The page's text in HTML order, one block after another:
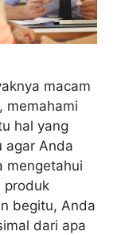
macam
memahami
hal yang
agar Anda
mengetahui
produk
begitu, Anda
dari apa